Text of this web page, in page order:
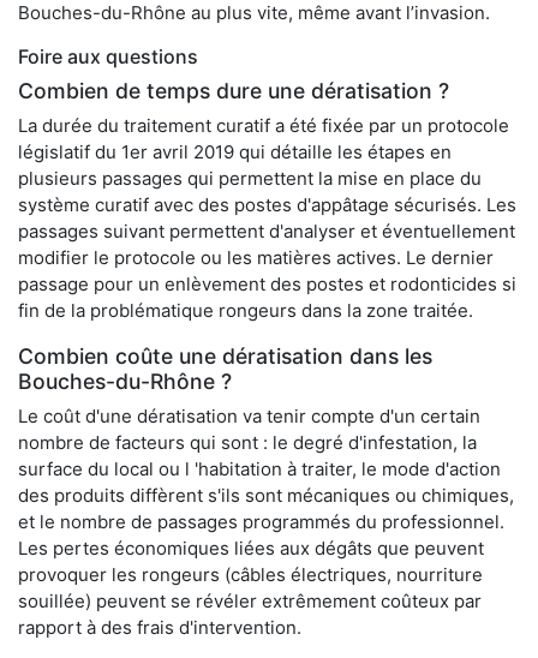
Bouches-du-Rhône au plus vite, même avant l’invasion.
Foire aux questions
Combien de temps dure une dératisation ?
La durée du traitement curatif a été fixée par un protocole
législatif du 1er avril 2019 qui détaille les étapes en
plusieurs passages qui permettent la mise en place du
système curatif avec des postes d'appâtage sécurisés. Les
passages suivant permettent d'analyser et éventuellement
modifier le protocole ou les matières actives. Le dernier
passage pour un enlèvement des postes et rodonticides si
fin de la problématique rongeurs dans la zone traitée.
Combien coûte une dératisation dans les
Bouches-du-Rhône ?
Le coût d'une dératisation va tenir compte d'un certain
nombre de facteurs qui sont : le degré d'infestation, la
surface du local ou l 'habitation à traiter, le mode d'action
des produits diffèrent s'ils sont mécaniques ou chimiques,
et le nombre de passages programmés du professionnel.
Les pertes économiques liées aux dégâts que peuvent
provoquer les rongeurs (câbles électriques, nourriture
souillée) peuvent se révéler extrêmement coûteux par
rapport à des frais d'intervention.